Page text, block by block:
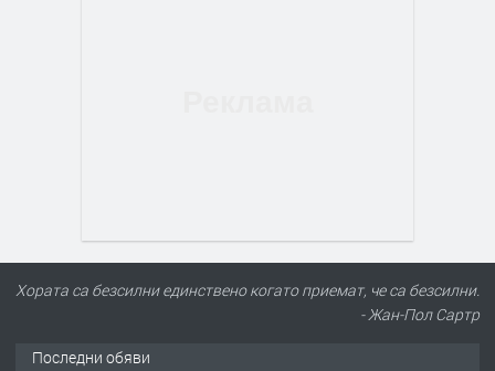
Хората са безсилни единствено когато приемат, че са безсилни.
- Жан-Пол Сартр
Последни обяви